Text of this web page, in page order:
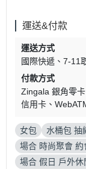
運送&付款
運送方式
國際快遞
7-11
付款方式
Zingala 銀角零卡
信用卡
女包 水桶包 抽
場合 時尚聚會 約
場合 假日 戶外